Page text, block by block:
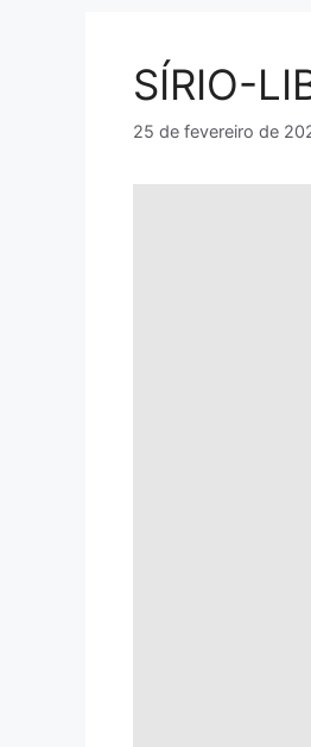
SÍRIO-
25 de fevereiro de